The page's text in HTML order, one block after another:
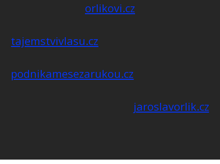
orlikovi.cz
tajemstvivlasu.cz
podnikamesezarukou.cz
jaroslavorlik.cz